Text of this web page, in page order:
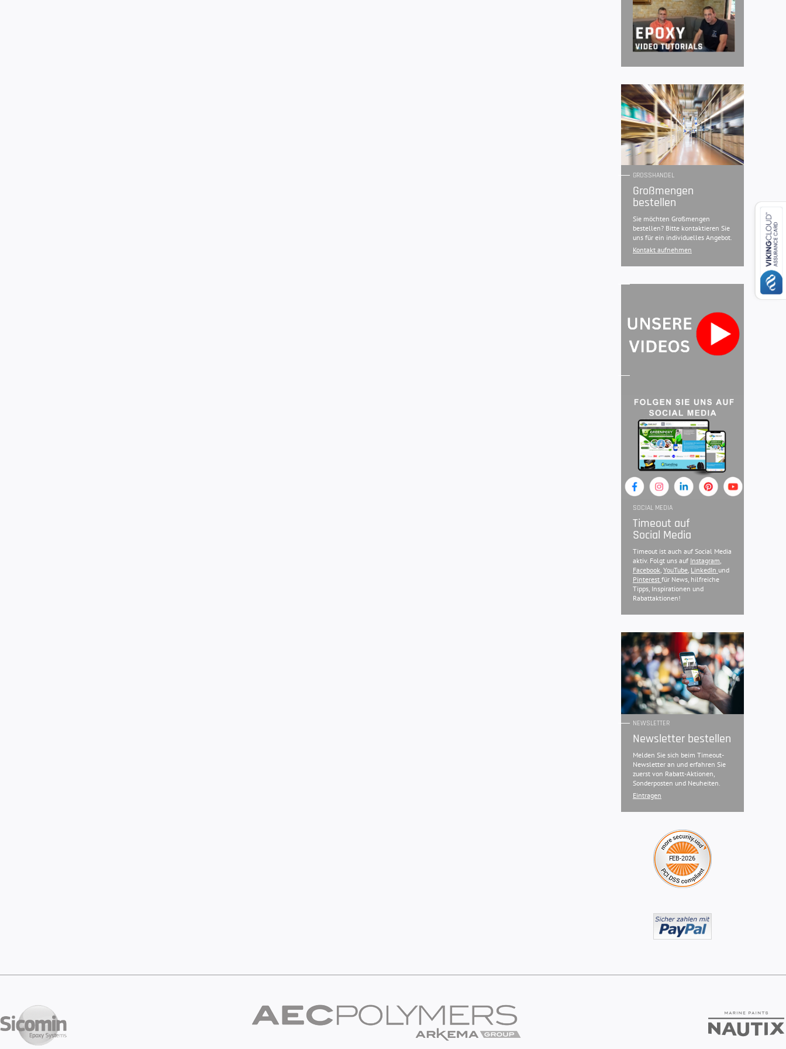
GROSSHANDEL
Großmengen
bestellen
Sie möchten Großmengen
bestellen? Bitte kontaktieren Sie
uns für ein individuelles Angebot.
Kontakt aufnehmen
SOCIAL MEDIA
Timeout auf
Social Media
Timeout ist auch auf Social Media
aktiv. Folgt uns auf Instagram,
Facebook, YouTube, LinkedIn und
Pinterest für News, hilfreiche
Tipps, Inspirationen und
Rabattaktionen!
NEWSLETTER
Newsletter bestellen
Melden Sie sich beim Timeout-
Newsletter an und erfahren Sie
zuerst von Rabatt-Aktionen,
Sonderposten und Neuheiten.
Eintragen